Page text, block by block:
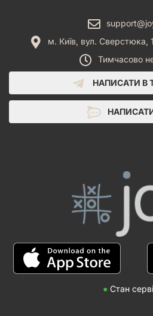
м. Київ, вул. Сверстюка,
Тимчасово
НАПИСАТИ В
● Стан